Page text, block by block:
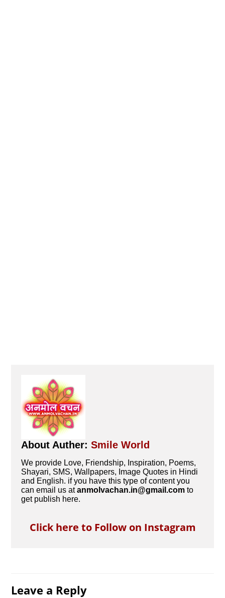
About Auther:Smile World
We provide Love, Friendship, Inspiration, Poems,
Shayari, SMS, Wallpapers, Image Quotes in Hindi
and English. if you have this type of content you
can email us atanmolvachan.in@gmail.com to
get publish here.
Click here to Follow on Instagram
Leave a Reply